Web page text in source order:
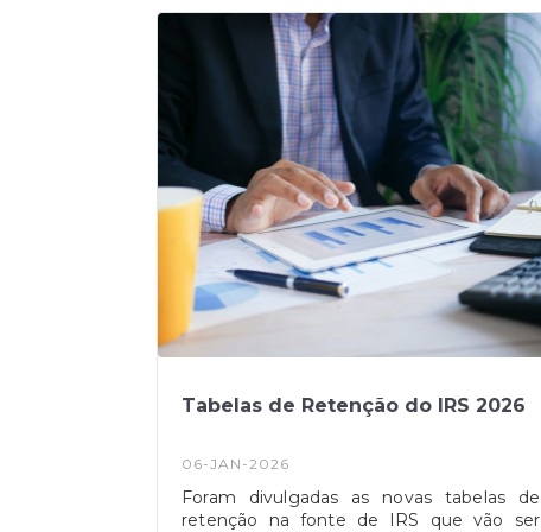
guerra no Médio Oriente.
Tabelas de Retenção do IRS 2026
06-JAN-2026
Foram divulgadas as novas tabelas de
retenção na fonte de IRS que vão ser